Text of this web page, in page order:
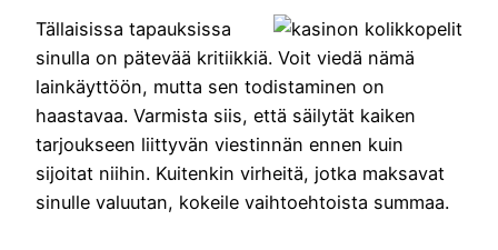
Tällaisissa tapauksissa
sinulla on pätevää kritiikkiä. Voit viedä nämä
lainkäyttöön, mutta sen todistaminen on
haastavaa. Varmista siis, että säilytät kaiken
tarjoukseen liittyvän viestinnän ennen kuin
sijoitat niihin. Kuitenkin virheitä, jotka maksavat
sinulle valuutan, kokeile vaihtoehtoista summaa.